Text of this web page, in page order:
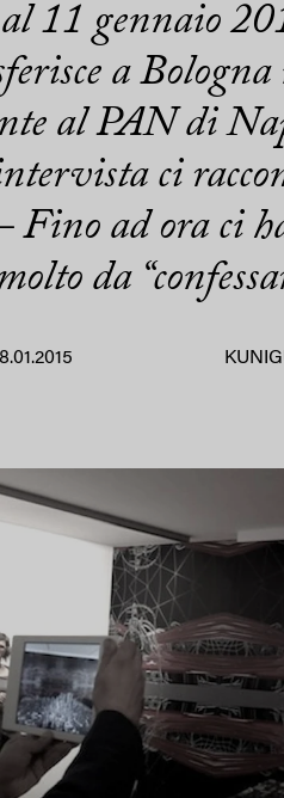
11 gennaio
a Bologna
al PAN di
ci
Fino ad ora ci
da